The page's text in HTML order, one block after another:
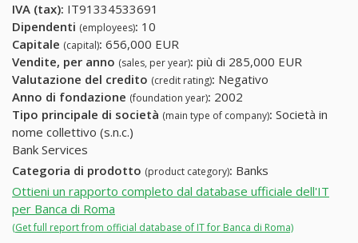
IVA (tax): IT91334533691
Dipendenti (employees): 10
Capitale (capital): 656,000 EUR
Vendite, per anno (sales, per year): più di 285,000 EUR
Valutazione del credito (credit rating): Negativo
Anno di fondazione (foundation year): 2002
Tipo principale di società (main type of company): Società in
nome collettivo (s.n.c.)
Bank Services
Categoria di prodotto (product category): Banks
Ottieni un rapporto completo dal database ufficiale dell'IT
per Banca di Roma
(Get full report from official database of IT for Banca di Roma)